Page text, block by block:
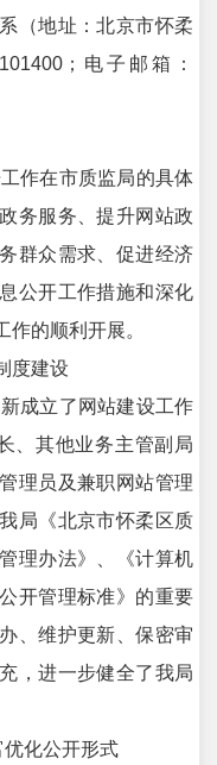
（地址：北京市怀柔
；电子邮箱：
作在市质监局的具体
务服务、提升网站政
群众需求、促进经济
公开工作措施和深化
的顺利开展。
度建设
成立了网站建设工作
、其他业务主管副局
理员及兼职网站管理
局《北京市怀柔区质
理办法》、《计算机
开管理标准》的重要
、维护更新、保密审
，进一步健全了我局
化公开形式